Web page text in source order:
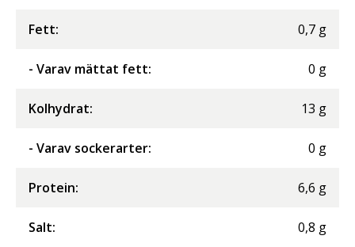
Fett: 0,7 g
- Varav mättat fett: 0 g
Kolhydrat: 13 g
- Varav sockerarter: 0 g
Protein: 6,6 g
Salt: 0,8 g